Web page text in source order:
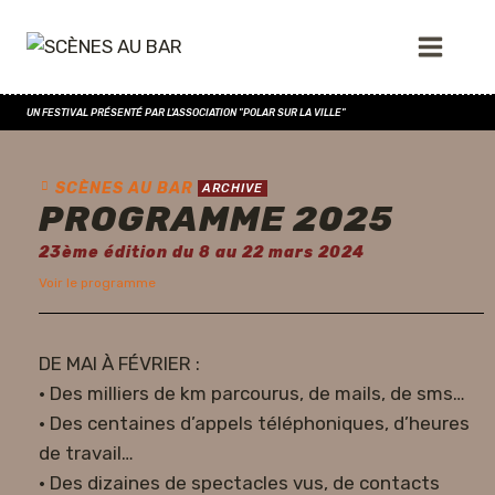
UN FESTIVAL PRÉSENTÉ PAR L'ASSOCIATION "POLAR SUR LA VILLE"
SCÈNES AU BAR ARCHIVE
PROGRAMME 2025
23ème édition du 8 au 22 mars 2024
Voir le programme
DE MAI À FÉVRIER :
• Des milliers de km parcourus, de mails, de sms…
• Des centaines d’appels téléphoniques, d’heures
de travail…
• Des dizaines de spectacles vus, de contacts